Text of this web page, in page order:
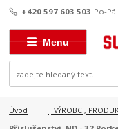
Menu
+420 597 603 503 Po-
Úvod | VÝROBCI,